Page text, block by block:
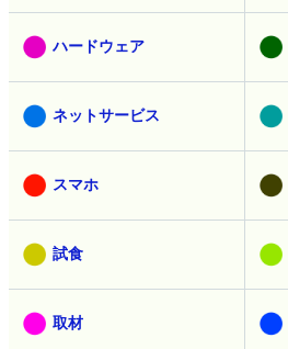
ハードウェア
ネットサービス
スマホ
試食
取材